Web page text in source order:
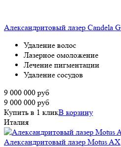
Александритовый лазер Candela
Удаление волос
Лазерное омоложение
Лечение пигментации
Удаление сосудов
9 000 000 руб
9 000 000 руб
Купить в 1 кликВ корзину
Италия
Александритовый лазер Motus AX